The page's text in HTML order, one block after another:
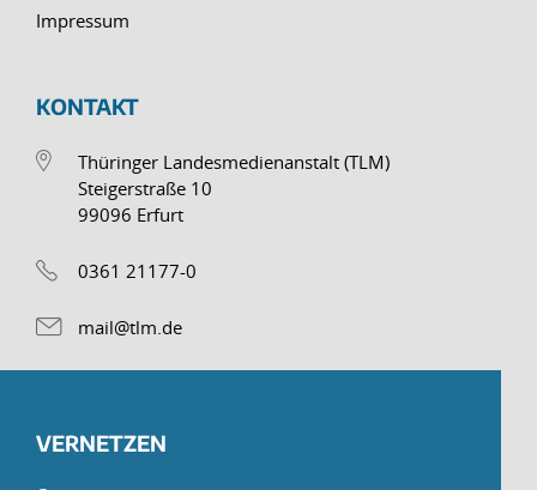
Impressum
KONTAKT
Thüringer Landesmedienanstalt (TLM)
Steigerstraße 10
99096 Erfurt
0361 21177-0
mail@tlm.de
VERNETZEN